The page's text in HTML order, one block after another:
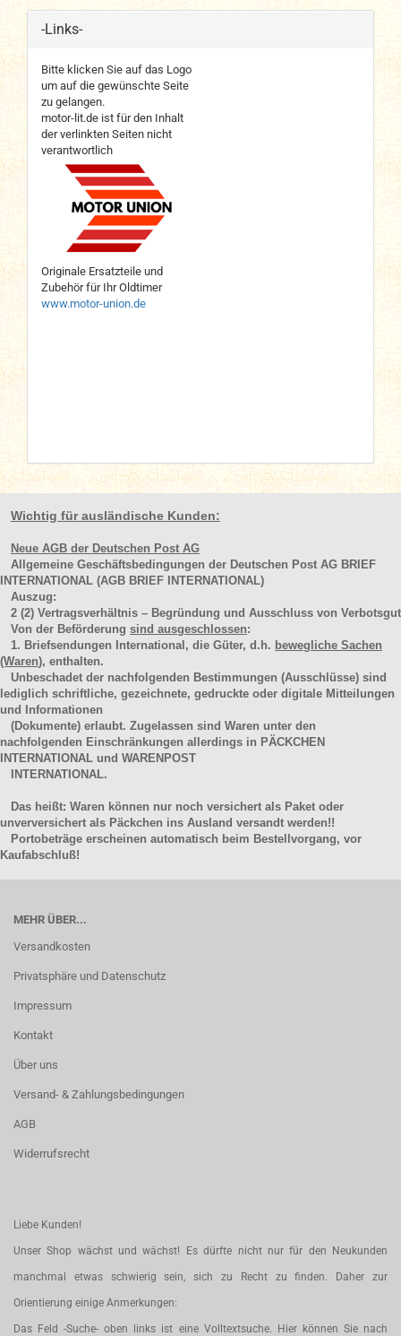
-Links-
Bitte klicken Sie auf das Logo
um auf die gewünschte Seite
zu gelangen.
motor-lit.de ist für den Inhalt
der verlinkten Seiten nicht
verantwortlich
Originale Ersatzteile und
Zubehör für Ihr Oldtimer
www.motor-union.de
Wichtig für ausländische Kunden:
Neue AGB der Deutschen Post AG
Allgemeine Geschäftsbedingungen der Deutschen Post AG BRIEF
INTERNATIONAL (AGB BRIEF INTERNATIONAL)
Auszug:
2 (2) Vertragsverhältnis – Begründung und Ausschluss von Verbotsgut
Von der Beförderung sind ausgeschlossen:
1. Briefsendungen International, die Güter, d.h. bewegliche Sachen
(Waren), enthalten.
Unbeschadet der nachfolgenden Bestimmungen (Ausschlüsse) sind
lediglich schriftliche, gezeichnete, gedruckte oder digitale Mitteilungen
und Informationen
(Dokumente) erlaubt. Zugelassen sind Waren unter den
nachfolgenden Einschränkungen allerdings in PÄCKCHEN
INTERNATIONAL und WARENPOST
INTERNATIONAL.
Das heißt: Waren können nur noch versichert als Paket oder
unverversichert als Päckchen ins Ausland versandt werden!!
Portobeträge erscheinen automatisch beim Bestellvorgang, vor
Kaufabschluß!
MEHR ÜBER...
Versandkosten
Privatsphäre und Datenschutz
Impressum
Kontakt
Über uns
Versand- & Zahlungsbedingungen
AGB
Widerrufsrecht
Liebe Kunden!
Unser Shop wächst und wächst! Es dürfte nicht nur für den Neukunden
manchmal etwas schwierig sein, sich zu Recht zu finden. Daher zur
Orientierung einige Anmerkungen:
Das Feld -Suche- oben links ist eine Volltextsuche. Hier können Sie nach